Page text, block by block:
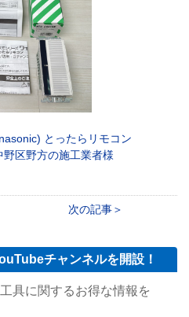
とったらリモコン
区野方の施工業者様
次の記事
チャンネルを開設！
具に関するお得な情報を